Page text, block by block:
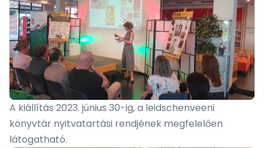
A kiállítás 2023. június 30-ig, a leidschenveeni
könyvtár nyitvatartási rendjének megfelelően
látogatható.